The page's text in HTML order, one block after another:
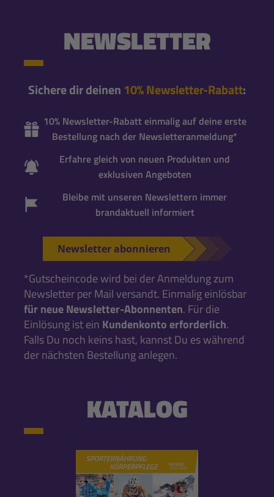
NEWSLETTER
Sichere dir deinen 10% Newsletter-Rabatt:
10% Newsletter-Rabatt einmalig auf deine erste
Bestellung nach der Newsletteranmeldung*
Erfahre gleich von neuen Produkten und
exklusiven Angeboten
Bleibe mit unseren Newslettern immer
brandaktuell informiert
Newsletter abonnieren
*Gutscheincode wird bei der Anmeldung zum
Newsletter per Mail versandt. Einmalig einlösbar
für neue Newsletter-Abonnenten. Für die
Einlösung ist ein Kundenkonto erforderlich.
Falls Du noch keins hast, kannst Du es während
der nächsten Bestellung anlegen.
KATALOG